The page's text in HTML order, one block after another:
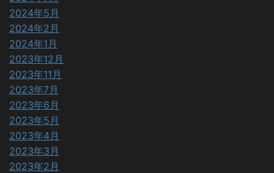
2024年5月
2024年2月
2024年1月
2023年12月
2023年11月
2023年7月
2023年6月
2023年5月
2023年4月
2023年3月
2023年2月